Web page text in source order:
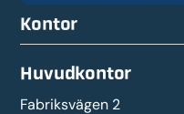
Kontor
Huvudkontor
Fabriksvägen 2